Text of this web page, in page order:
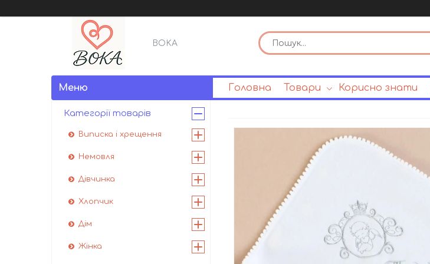
BOKA
Головна Товари Корисно знати
Категорії товарів
Виписка і хрещення
Немовля
Дівчинка
Хлопчик
Дім
Жінка